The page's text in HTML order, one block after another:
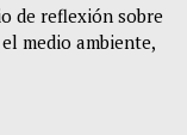
de reflexión sobre
medio ambiente,